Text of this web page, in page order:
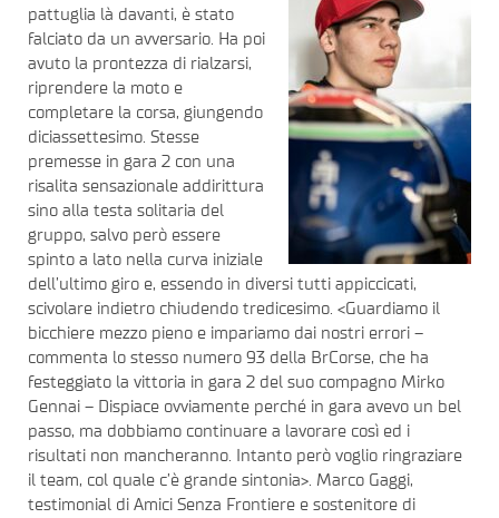
pattuglia là davanti, è stato
falciato da un avversario. Ha poi
avuto la prontezza di rialzarsi,
riprendere la moto e
completare la corsa, giungendo
diciassettesimo. Stesse
premesse in gara 2 con una
risalita sensazionale addirittura
sino alla testa solitaria del
gruppo, salvo però essere
spinto a lato nella curva iniziale
dell’ultimo giro e, essendo in diversi tutti appiccicati,
scivolare indietro chiudendo tredicesimo. <Guardiamo il
bicchiere mezzo pieno e impariamo dai nostri errori –
commenta lo stesso numero 93 della BrCorse, che ha
festeggiato la vittoria in gara 2 del suo compagno Mirko
Gennai – Dispiace ovviamente perché in gara avevo un bel
passo, ma dobbiamo continuare a lavorare così ed i
risultati non mancheranno. Intanto però voglio ringraziare
il team, col quale c’è grande sintonia>. Marco Gaggi,
testimonial di Amici Senza Frontiere e sostenitore di